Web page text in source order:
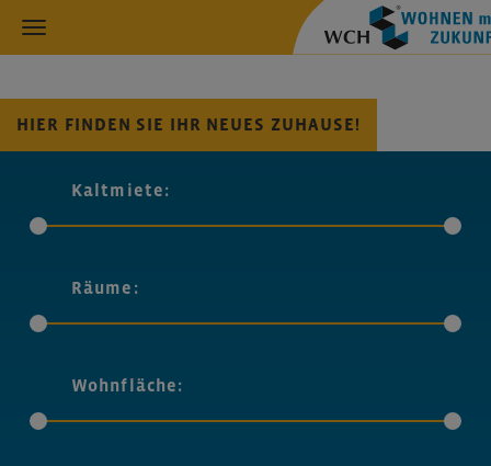
HIER FINDEN SIE IHR NEUES ZUHAUSE!
Kaltmiete:
Räume:
Wohnfläche: